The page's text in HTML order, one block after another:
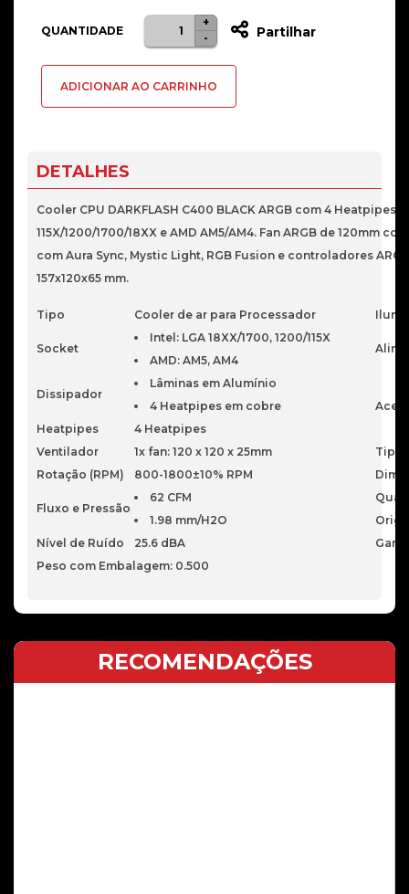
QUANTIDADE
Quantidade
de
CPU
FAN
120MM
INFINITY
MIRROR
-
+
Partilhar
ADICIONAR AO CARRINHO
DETALHES
Cooler CPU DARKFLASH C400 BLACK ARGB com 4
115X/1200/1700/18XX e AMD AM5/AM4. Fan ARGB de 120mm
com Aura Sync, Mystic Light, RGB Fusion e controladores
157x120x65 mm.
Tipo Cooler de ar para Processador
Socket
Intel: LGA 18XX/1700, 1200/115X
AMD: AM5, AM4
Dissipador
Lâminas em Alumínio
4 Heatpipes em cobre
Heatpipes
4 Heatpipes
Ventilador
1x fan: 120 x 120 x 25mm
Rotação (RPM)
800-1800±10% RPM
Fluxo e Pressão
62 CFM
1.98 mm/H2O
Nível de Ruído
25.6 dBA
Tipo
Peso com Embalagem: 0.500
RECOMENDAÇÕES